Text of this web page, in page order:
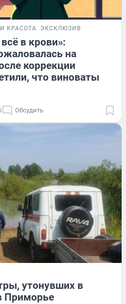
КРАСОТА ЭКСКЛЮЗИВ
в крови»:
на
коррекции
что виноваты
Обсудить
утонувших в
Приморье